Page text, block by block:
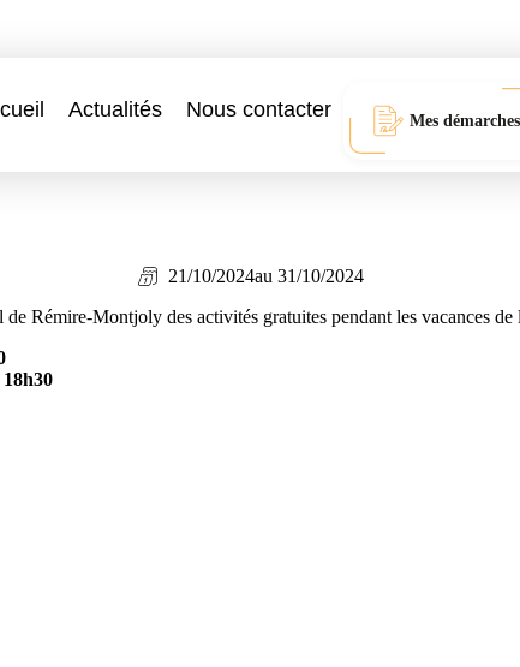
Actualités Nous contacter Mes démarches
21/10/2024au 31/10/2024
Rémire-Montjoly des activités gratuites pendant les vacances de